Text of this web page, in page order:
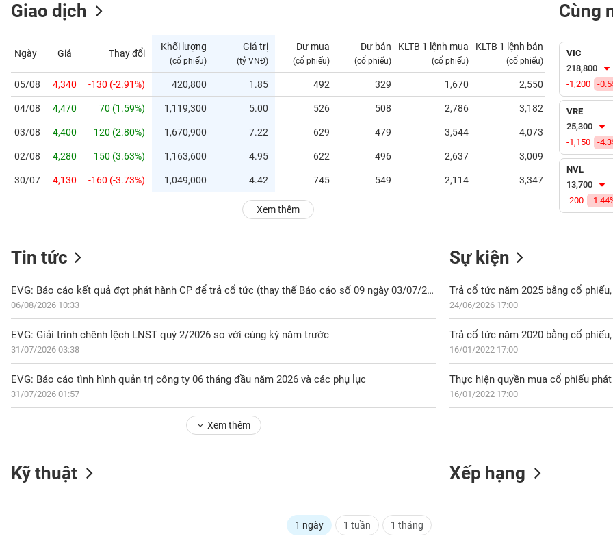
Giao dịch
Ngày Giá Thay đổi
Khối lượng
(cổ phiếu)
Giá trị
(tỷ VNĐ)
Dư mua
(cổ phiếu)
Dư bán
(cổ phiếu)
KLTB 1 lệnh mua
(cổ phiếu)
KLTB 1 lệnh bán
(cổ phiếu)
05/08 4,340 -130 (-2.91%) 420,800 1.85 492 329 1,670 2,550 0.00
04/08 4,470 70 (1.59%) 1,119,300 5.00 526 508 2,786 3,182
03/08 4,400 120 (2.80%) 1,670,900 7.22 629 479 3,544 4,073 0.14
02/08 4,280 150 (3.63%) 1,163,600 4.95 622 496 2,637 3,009 0.34
30/07 4,130 -160 (-3.73%) 1,049,000 4.42 745 549 2,114 3,347 0.02
Xem thêm
Cùng
VIC
218,800
-1,200
-
VRE
25,300
-1,150
-
NVL
13,700
-200
-
Tin tức
EVG: Báo cáo kết quả đợt phát hành CP để trả cổ tức (thay thế Báo cáo số 09 ngày 03/07/2026)
06/08/2026 10:33
EVG: Giải trình chênh lệch LNST quý 2/2026 so với cùng kỳ năm trước
31/07/2026 03:38
EVG: Báo cáo tình hình quản trị công ty 06 tháng đầu năm 2026 và các phụ lục
31/07/2026 01:57
Xem thêm
Sự kiện
Trả cổ tức năm 2025 bằng cổ
24/06/2026 17:00
Trả cổ tức năm 2020 bằng cổ
16/01/2022 17:00
Thực hiện quyền mua cổ phiếu
16/01/2022 17:00
Kỹ thuật
1 ngày 1 tuần 1 tháng
Xếp hạng
CÁ
NHÂN
PHÂN
TÍCH
VIETSTOCKFINANCE
DOANH
NGHIỆP
CỔ
PHIẾU
SINH